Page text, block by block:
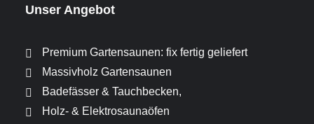
Unser Angebot
Premium Gartensaunen: fix fertig geliefert
Massivholz Gartensaunen
Badefässer & Tauchbecken,
Holz- & Elektrosaunaöfen